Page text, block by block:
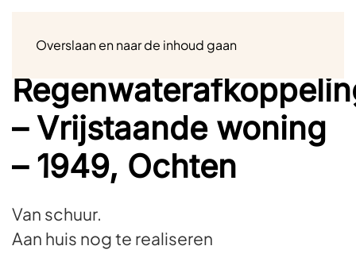
Overslaan en naar de inhoud gaan
– Vrijstaande woning
– 1949, Ochten
Van schuur.
Aan huis nog te realiseren